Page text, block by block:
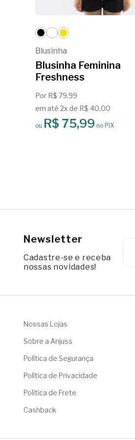
Blusinha
Blusinha Feminina
Freshness
Por R$ 79,99
em até 2x de R$ 40,00
ou R$ 75,99 no PIX
Newsletter
Cadastre-se e receba
nossas novidades!
Nossas Lojas
Sobre a Anjuss
Política de Segurança
Política de Privacidade
Política de Frete
Cashback